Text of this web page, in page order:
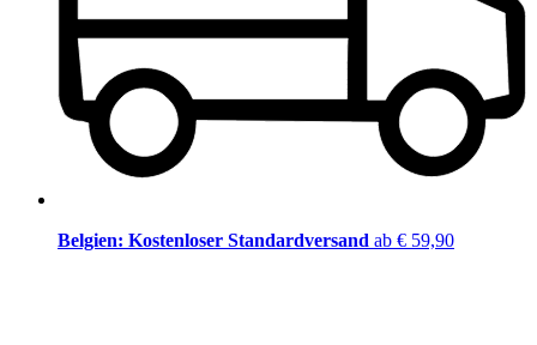
Belgien: Kostenloser Standardversand ab € 59,90